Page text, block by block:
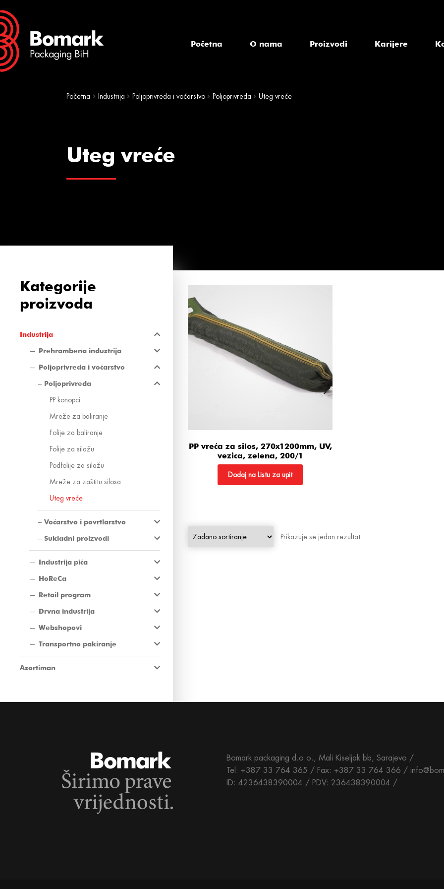
Skip
to
navigation
Skip
to
content
Početna O nama Proizvodi Karijere
Početna Industrija Poljoprivreda i voćarstvo Poljoprivreda Uteg vreće
Uteg vreće
Kategorije
proizvoda
Industrija
Prehrambena industrija
Poljoprivreda i voćarstvo
Poljoprivreda
PP konopci
Mreže za baliranje
Folije za baliranje
Folije za silažu
Podfolije za silažu
Mreže za zaštitu silosa
Uteg vreće
Voćarstvo i povrtlarstvo
Sukladni proizvodi
Industrija pića
HoReCa
Retail program
Drvna industrija
Webshopovi
Transportno pakiranje
Asortiman
PP vreća za silos, 270x1200mm, UV,
vezica, zelena, 200/1
Dodaj na Listu za upit
Prikazuje se jedan rezultat
Bomark packaging d.o.o., Mali Kiseljak bb, Sarajevo /
Tel: +387 33 764 365 / Fax: +387 33 764 366 /
ID: 4236438390004 / PDV: 236438390004 /